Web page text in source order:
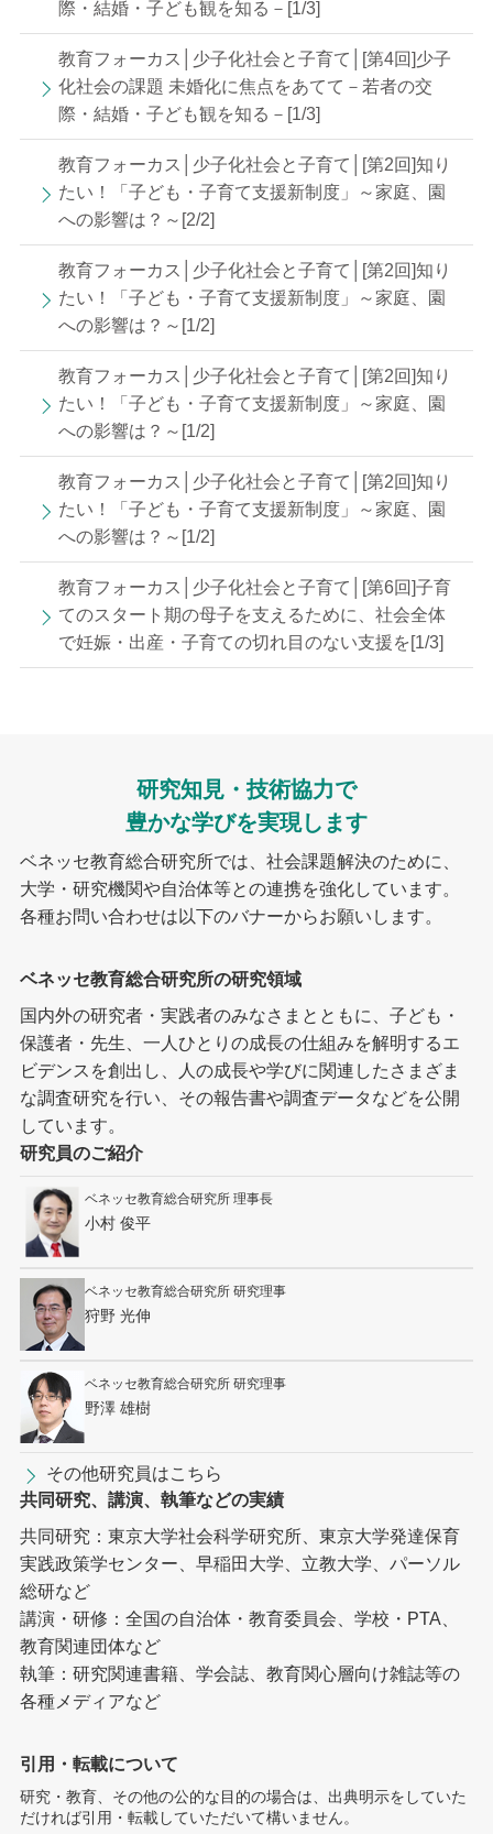
際・結婚・子ども観を知る－[1/3]
教育フォーカス│少子化社会と子育て│[第4回]少子
化社会の課題 未婚化に焦点をあてて－若者の交
際・結婚・子ども観を知る－[1/3]
教育フォーカス│少子化社会と子育て│[第2回]知り
たい！「子ども・子育て支援新制度」～家庭、園
への影響は？～[2/2]
教育フォーカス│少子化社会と子育て│[第2回]知り
たい！「子ども・子育て支援新制度」～家庭、園
への影響は？～[1/2]
教育フォーカス│少子化社会と子育て│[第2回]知り
たい！「子ども・子育て支援新制度」～家庭、園
への影響は？～[1/2]
教育フォーカス│少子化社会と子育て│[第2回]知り
たい！「子ども・子育て支援新制度」～家庭、園
への影響は？～[1/2]
教育フォーカス│少子化社会と子育て│[第6回]子育
てのスタート期の母子を支えるために、社会全体
で妊娠・出産・子育ての切れ目のない支援を[1/3]
研究知見・技術協力で
豊かな学びを実現します
ベネッセ教育総合研究所では、社会課題解決のために、
大学・研究機関や自治体等との連携を強化しています。
各種お問い合わせは以下のバナーからお願いします。
ベネッセ教育総合研究所の研究領域
国内外の研究者・実践者のみなさまとともに、子ども・
保護者・先生、一人ひとりの成長の仕組みを解明するエ
ビデンスを創出し、人の成長や学びに関連したさまざま
な調査研究を行い、その報告書や調査データなどを公開
しています。
研究員のご紹介
ベネッセ教育総合研究所 理事長
小村 俊平
ベネッセ教育総合研究所 研究理事
狩野 光伸
ベネッセ教育総合研究所 研究理事
野澤 雄樹
その他研究員はこちら
共同研究、講演、執筆などの実績
共同研究：東京大学社会科学研究所、東京大学発達保育
実践政策学センター、早稲田大学、立教大学、パーソル
総研など
講演・研修：全国の自治体・教育委員会、学校・PTA、
教育関連団体など
執筆：研究関連書籍、学会誌、教育関心層向け雑誌等の
各種メディアなど
引用・転載について
研究・教育、その他の公的な目的の場合は、出典明示をしていた
だければ引用・転載していただいて構いません。